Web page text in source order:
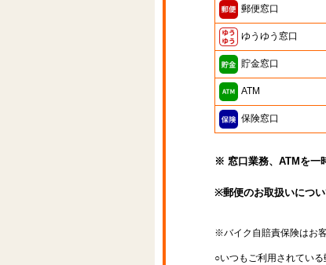
郵便窓口
ゆうゆう窓口
貯金窓口
ATM
保険窓口
※ 窓口業務、ATMを一
※郵便のお取扱いについ
※バイク自賠責保険はお
○いつもご利用されてい